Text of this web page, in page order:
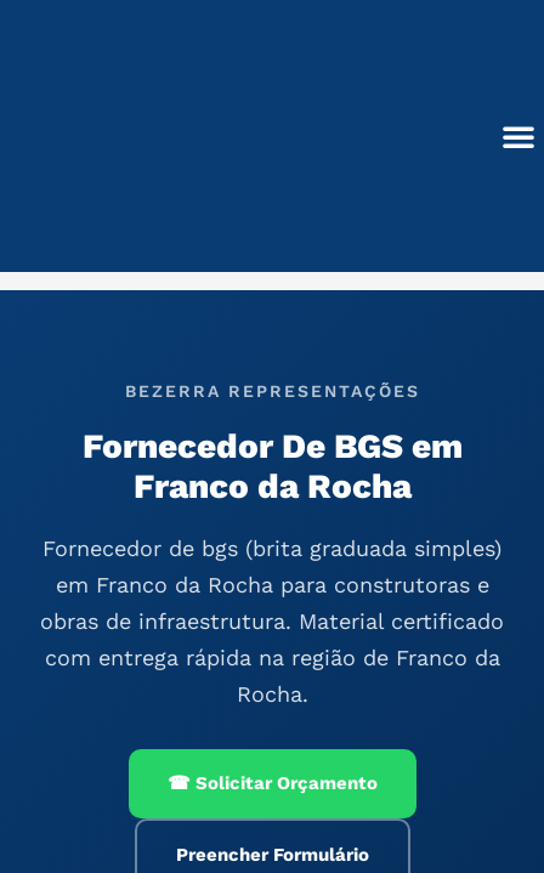
BEZERRA REPRESENTAÇÕES
Fornecedor De BGS em
Franco da Rocha
Fornecedor de bgs (brita graduada simples)
em Franco da Rocha para construtoras e
obras de infraestrutura. Material certificado
com entrega rápida na região de Franco da
Rocha.
☎ Solicitar Orçamento
Preencher Formulário